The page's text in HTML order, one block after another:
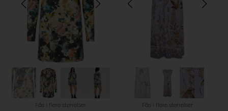
Fås i flere størrelser Fås i flere størrelser